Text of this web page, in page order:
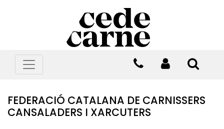
FEDERACIÓ CATALANA DE CARNISSERS
CANSALADERS I XARCUTERS